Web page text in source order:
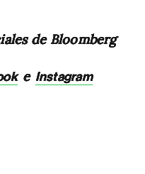
de Bloomberg
e Instagram